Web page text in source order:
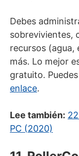
Debes
sobrevivientes,
recursos (agua,
más. Lo mejor
gratuito.
enlace.
Lee también:
PC (2020)